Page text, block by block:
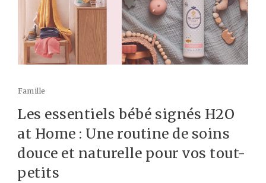
Famille
Les essentiels bébé signés H2O
at Home : Une routine de soins
douce et naturelle pour vos tout-
petits